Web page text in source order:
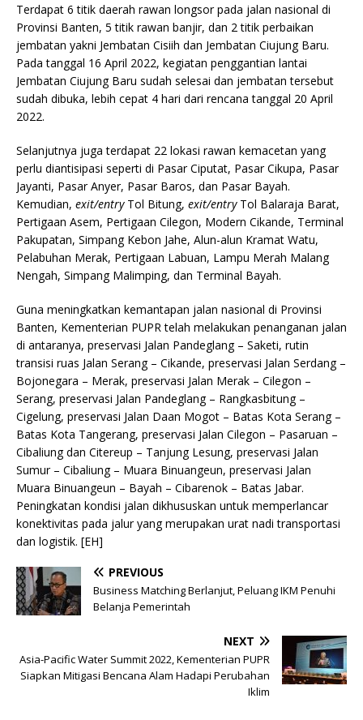
Terdapat 6 titik daerah rawan longsor pada jalan nasional di
Provinsi Banten, 5 titik rawan banjir, dan 2 titik perbaikan
jembatan yakni Jembatan Cisiih dan Jembatan Ciujung Baru.
Pada tanggal 16 April 2022, kegiatan penggantian lantai
Jembatan Ciujung Baru sudah selesai dan jembatan tersebut
sudah dibuka, lebih cepat 4 hari dari rencana tanggal 20 April
2022.
Selanjutnya juga terdapat 22 lokasi rawan kemacetan yang
perlu diantisipasi seperti di Pasar Ciputat, Pasar Cikupa, Pasar
Jayanti, Pasar Anyer, Pasar Baros, dan Pasar Bayah.
Kemudian, exit/entry Tol Bitung, exit/entry Tol Balaraja Barat,
Pertigaan Asem, Pertigaan Cilegon, Modern Cikande, Terminal
Pakupatan, Simpang Kebon Jahe, Alun-alun Kramat Watu,
Pelabuhan Merak, Pertigaan Labuan, Lampu Merah Malang
Nengah, Simpang Malimping, dan Terminal Bayah.
Guna meningkatkan kemantapan jalan nasional di Provinsi
Banten, Kementerian PUPR telah melakukan penanganan jalan
di antaranya, preservasi Jalan Pandeglang – Saketi, rutin
transisi ruas Jalan Serang – Cikande, preservasi Jalan Serdang –
Bojonegara – Merak, preservasi Jalan Merak – Cilegon –
Serang, preservasi Jalan Pandeglang – Rangkasbitung –
Cigelung, preservasi Jalan Daan Mogot – Batas Kota Serang –
Batas Kota Tangerang, preservasi Jalan Cilegon – Pasaruan –
Cibaliung dan Citereup – Tanjung Lesung, preservasi Jalan
Sumur – Cibaliung – Muara Binuangeun, preservasi Jalan
Muara Binuangeun – Bayah – Cibarenok – Batas Jabar.
Peningkatan kondisi jalan dikhususkan untuk memperlancar
konektivitas pada jalur yang merupakan urat nadi transportasi
dan logistik. [EH]
PREVIOUS
Business Matching Berlanjut, Peluang IKM Penuhi
Belanja Pemerintah
NEXT
Asia-Pacific Water Summit 2022, Kementerian PUPR
Siapkan Mitigasi Bencana Alam Hadapi Perubahan
Iklim